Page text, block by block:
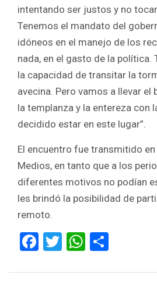
intentando ser justos y no
Tenemos el mandato del
idóneos en el manejo de los
nada, en el gasto de la política.
la capacidad de transitar la
avecina. Pero vamos a llevar el
la templanza y la entereza con
decidido estar en este lugar”.
El encuentro fue transmitido
Medios, en tanto que a los
diferentes motivos no podían
les brindó la posibilidad de
remoto.
F
ce
T
tt
W
at ar